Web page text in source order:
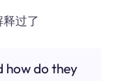
过了
how do they